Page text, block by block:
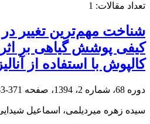
تعداد مقالات: 1
شناخت مهم‌ترین تغییر
کیفی پوشش گیاهی بر
کالپوش با استفاده از
دوره 68، شماره 2، 1394، صفحه 371-383
سیده زهره میردیلمی، اسماعیل